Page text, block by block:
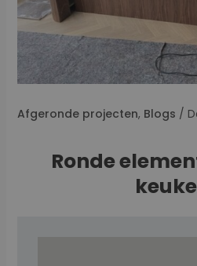
Afgeronde projecten, Blogs /
Ronde